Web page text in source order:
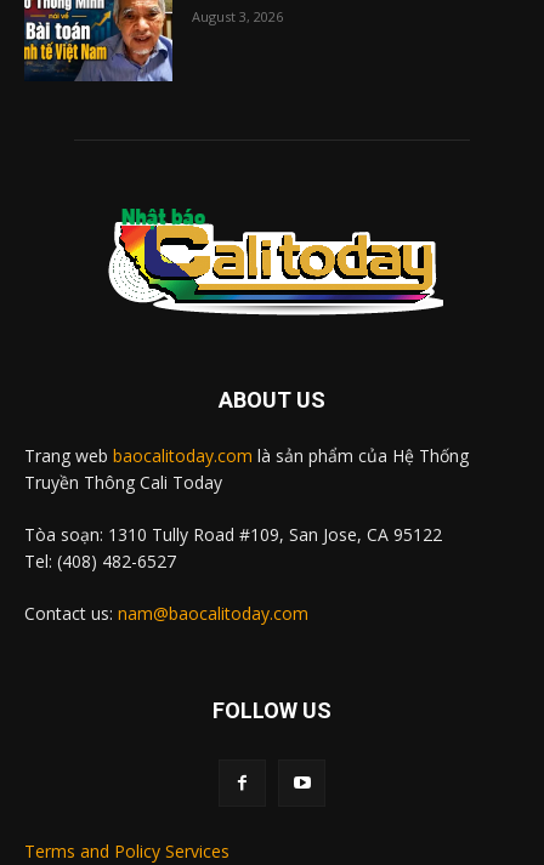
August 3, 2026
ABOUT US
Trang web baocalitoday.com là sản phẩm của Hệ Thống
Truyền Thông Cali Today
Tòa soạn: 1310 Tully Road #109, San Jose, CA 95122
Tel: (408) 482-6527
Contact us: nam@baocalitoday.com
FOLLOW US
Terms and Policy Services